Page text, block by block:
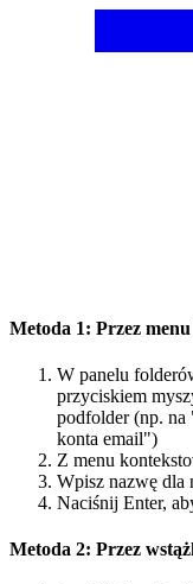
Metoda 1: Przez
W panelu
przyciskiem
podfolder (np.
konta email")
Z menu
Wpisz nazwę dla
Naciśnij Enter,
Metoda 2: Przez